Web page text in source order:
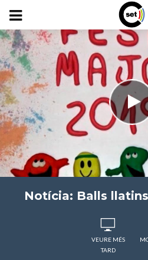
Notícia: Balls
VEURE MÉS
TARD